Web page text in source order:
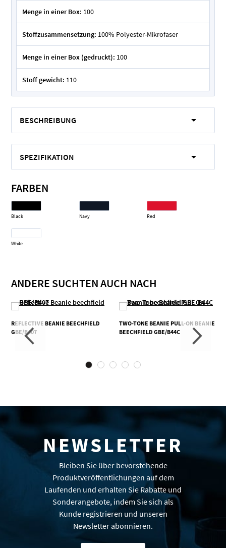
Menge in einer Box: 100
Stoffzusammensetzung: 100% Polyester-Mikrofaser
Menge in einer Box (gedruckt): 100
Stoff gewicht: 110
BESCHREIBUNG
SPEZIFIKATION
FARBEN
Black Navy Red
White
ANDERE SUCHTEN AUCH NACH
REFLECTIVE BEANIE BEECHFIELD
GBE/B407
TWO-TONE BEANIE PULL-ON BEANIE
BEECHFIELD GBE/B44C
NEWSLETTER
Bleiben Sie über bevorstehende
Produktveröffentlichungen auf dem
Laufenden und erhalten Sie Rabatte und
Sonderangebote, indem Sie sich als
Kunde registrieren und unseren
Newsletter abonnieren.